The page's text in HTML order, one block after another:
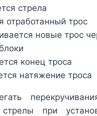
стрела
отработанный трос
новые трос
конец троса
натяжение троса
при